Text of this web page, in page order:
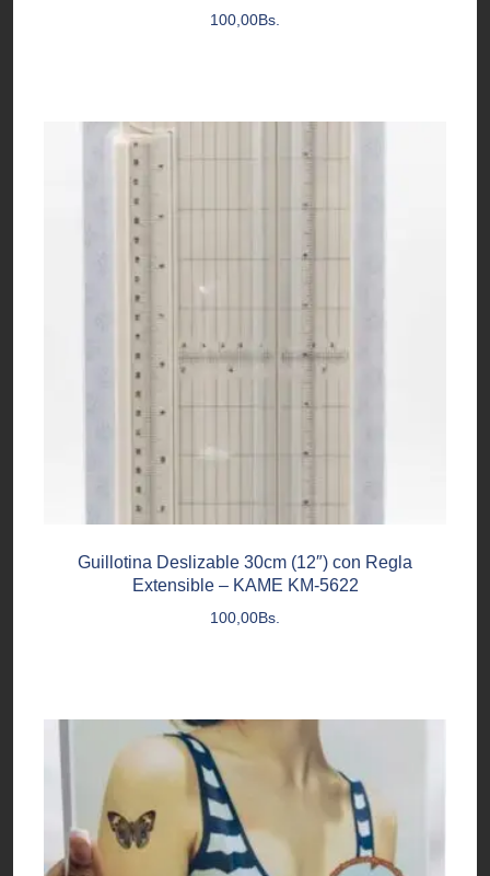
100,00Bs.
Guillotina Deslizable 30cm (12″) con Regla
Extensible – KAME KM-5622
100,00Bs.